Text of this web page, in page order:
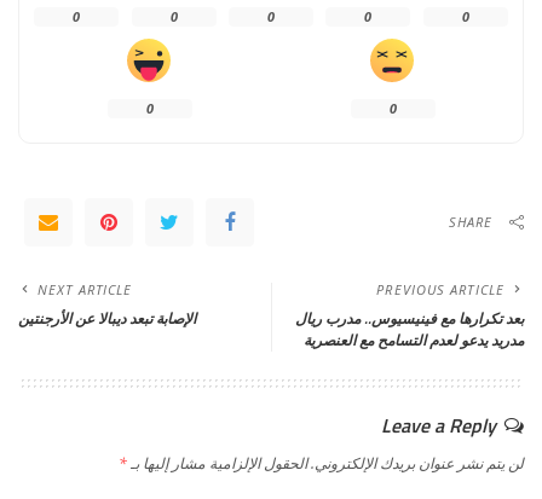
0
0
0
0
0
0
0
SHARE
PREVIOUS ARTICLE
بعد تكرارها مع فينيسيوس.. مدرب ريال
مدريد يدعو لعدم التسامح مع العنصرية
NEXT ARTICLE
الإصابة تبعد ديبالا عن الأرجنتين
Leave a Reply
لن يتم نشر عنوان بريدك الإلكتروني.الحقول الإلزامية مشار إليها بـ*